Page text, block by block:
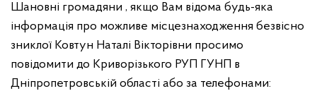
Шановні громадяни , якщо Вам відома будь-яка
інформація про можливе місцезнаходження безвісно
зниклої Ковтун Наталі Вікторівни просимо
повідомити до Криворізького РУП ГУНП в
Дніпропетровській області або за телефонами: